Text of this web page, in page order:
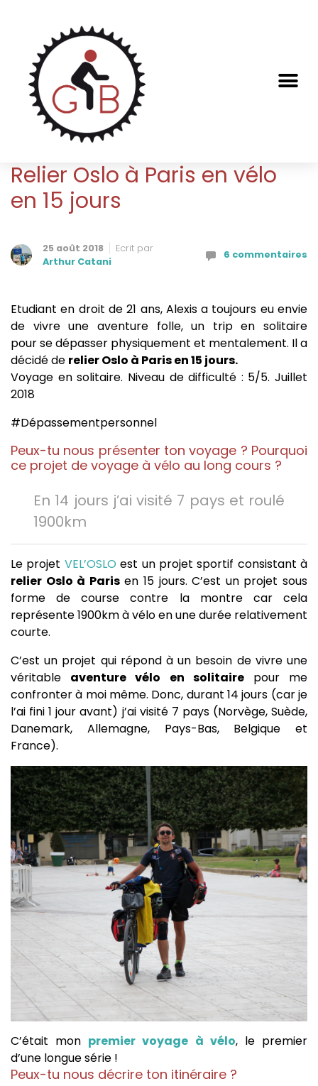
Relier Oslo à Paris en vélo
en 15 jours
25 août 2018
Ecrit par
Arthur Catani
6 commentaires
Etudiant en droit de 21 ans, Alexis a toujours eu envie
de vivre une aventure folle, un trip en solitaire
pour se dépasser physiquement et mentalement. Il a
décidé de relier Oslo à Paris en 15 jours.
Voyage en solitaire. Niveau de difficulté : 5/5. Juillet
2018
#Dépassementpersonnel
Peux-tu nous présenter ton voyage ? Pourquoi
ce projet de voyage à vélo au long cours ?
En 14 jours j’ai visité 7 pays et roulé
1900km
Le projet VEL’OSLO est un projet sportif consistant à
relier Oslo à Parisen 15 jours. C’est un projet sous
forme de course contre la montre car cela
représente 1900km à vélo en une durée relativement
courte.
C’est un projet qui répond à un besoin de vivre une
véritable aventure vélo en solitairepour me
confronter à moi même. Donc, durant 14 jours (car je
l’ai fini 1 jour avant) j’ai visité 7 pays (Norvège, Suède,
Danemark, Allemagne, Pays-Bas, Belgique et
France).
C’était mon premier voyage à vélo, le premier
d’une longue série !
Peux-tu nous décrire ton itinéraire ?